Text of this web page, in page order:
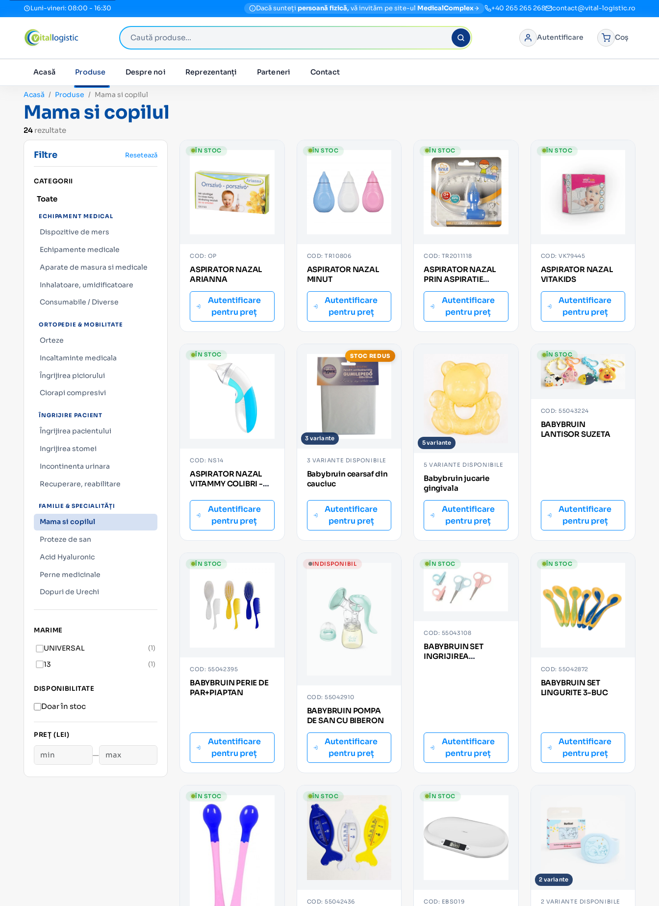
Luni-vineri: 08:00 - 16:30 Dacă sunteți persoană fizică, vă invităm pe site-ul MedicalComplex +40 265 265 268 contact@vital-logistic.ro
Caută produse
Autentificare Coș
Acasă Produse Despre noi Reprezentanți Parteneri Contact
Acasă Produse Mama si copilul
Mama si copilul
24 rezultate
Filtre Resetează
CATEGORII
Toate
ECHIPAMENT MEDICAL
Dispozitive de mers
Echipamente medicale
Aparate de masura si medicale
Inhalatoare, umidificatoare
Consumabile / Diverse
ORTOPEDIE & MOBILITATE
Orteze
Incaltaminte medicala
Îngrijirea piciorului
Ciorapi compresivi
ÎNGRIJIRE PACIENT
Îngrijirea pacientului
Ingrijirea stomei
Incontinenta urinara
Recuperare, reabilitare
FAMILIE & SPECIALITĂȚI
Mama si copilul
Proteze de san
Acid Hyaluronic
Perne medicinale
Dopuri de Urechi
MARIME
UNIVERSAL (1)
13 (1)
DISPONIBILITATE
Doar în stoc
PREȚ (LEI)
—
ÎN STOC
COD: OP
ASPIRATOR NAZAL
ARIANNA
Autentificare
pentru preț
ÎN STOC
COD: TR10806
ASPIRATOR NAZAL
MINUT
Autentificare
pentru preț
ÎN STOC
COD: TR2011118
ASPIRATOR NAZAL
PRIN ASPIRATIE
BUCALA MINUT
Autentificare
pentru preț
ÎN STOC
COD: VK79445
ASPIRATOR NAZAL
VITAKIDS
Autentificare
pentru preț
ÎN STOC
COD: NS14
ASPIRATOR NAZAL
VITAMMY COLIBRI -
Autentificare
pentru preț
STOC REDUS
3 variante
3 VARIANTE DISPONIBILE
Babybruin cearsaf din
cauciuc
Autentificare
pentru preț
5 variante
5 VARIANTE DISPONIBILE
Babybruin jucarie
gingivala
Autentificare
pentru preț
ÎN STOC
COD: 55043224
BABYBRUIN
LANTISOR SUZETA
Autentificare
pentru preț
ÎN STOC
COD: 55042395
BABYBRUIN PERIE DE
PAR+PIAPTAN
Autentificare
pentru preț
INDISPONIBIL
COD: 55042910
BABYBRUIN POMPA
DE SAN CU BIBERON
Autentificare
pentru preț
ÎN STOC
COD: 55043108
BABYBRUIN SET
INGRIJIREA
Autentificare
pentru preț
ÎN STOC
COD: 55042872
BABYBRUIN SET
LINGURITE 3-BUC
Autentificare
pentru preț
ÎN STOC ÎN STOC
COD: 55042436
ÎN STOC
COD: EBS019
2 variante
2 VARIANTE DISPONIBILE